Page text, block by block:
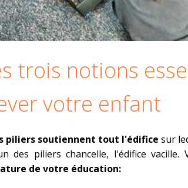
trois notions
votre enfant
piliers soutiennent tout l'édifice sur
des piliers chancelle, l'édifice
de votre éducation: